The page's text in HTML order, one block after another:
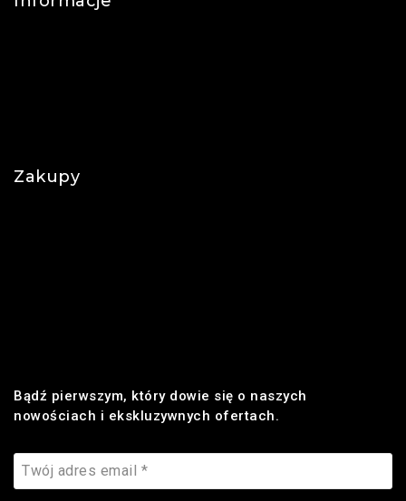
Zakupy
Bądź pierwszym, który dowie się o naszych
nowościach i ekskluzywnych ofertach.